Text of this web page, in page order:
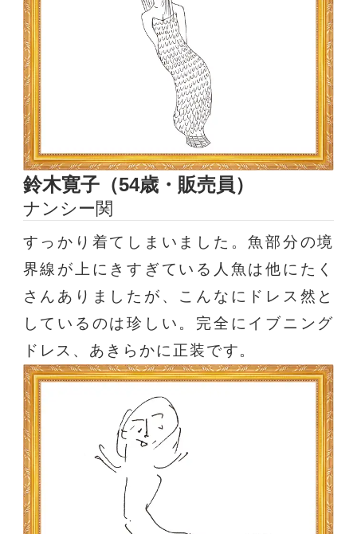
鈴木寛子（54歳・販売員）
ナンシー関
すっかり着てしまいました。魚部分の境
界線が上にきすぎている人魚は他にたく
さんありましたが、こんなにドレス然と
しているのは珍しい。完全にイブニング
ドレス、あきらかに正装です。